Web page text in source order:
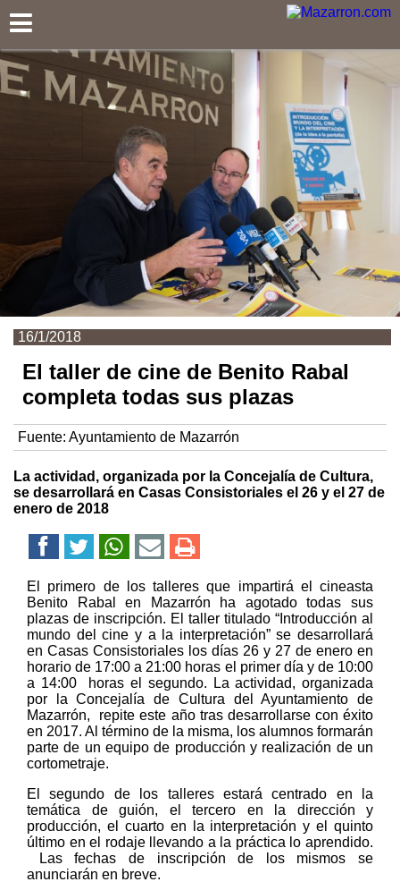
16/1/2018
El taller de cine de Benito Rabal
completa todas sus plazas
Fuente: Ayuntamiento de Mazarrón
La actividad, organizada por la Concejalía de Cultura,
se desarrollará en Casas Consistoriales el 26 y el 27 de
enero de 2018
El primero de los talleres que impartirá el cineasta
Benito Rabal en Mazarrón ha agotado todas sus
plazas de inscripción. El taller titulado “Introducción al
mundo del cine y a la interpretación” se desarrollará
en Casas Consistoriales los días 26 y 27 de enero en
horario de 17:00 a 21:00 horas el primer día y de 10:00
a 14:00 horas el segundo. La actividad, organizada
por la Concejalía de Cultura del Ayuntamiento de
Mazarrón, repite este año tras desarrollarse con éxito
en 2017. Al término de la misma, los alumnos formarán
parte de un equipo de producción y realización de un
cortometraje.
El segundo de los talleres estará centrado en la
temática de guión, el tercero en la dirección y
producción, el cuarto en la interpretación y el quinto
último en el rodaje llevando a la práctica lo aprendido.
Las fechas de inscripción de los mismos se
anunciarán en breve.